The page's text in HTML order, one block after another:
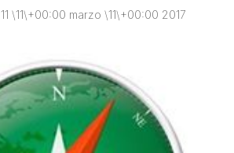
11 \11\+00:00 marzo \11\+00:00 2017